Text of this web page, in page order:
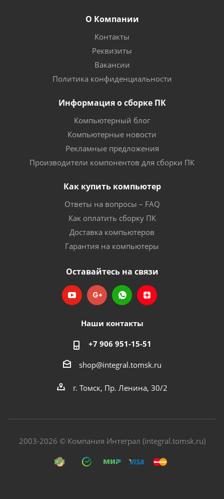
О Компании
Контакты
Реквизиты
Вакансии
Политика конфиденциальности
Информация о сборке ПК
Компьютерный блог
Компьютерные новости
Рекламные предложения
Производители компонентов для сборки ПК
Как купить компьютер
Ответы на вопросы – FAQ
Как оплатить сборку ПК
Доставка компьютеров
Гарантия на компьютеры
Оставайтесь на связи
Наши контакты
+7 906 951-15-51
shop@integral.tomsk.ru
г. Томск, Пр. Ленина, 30/2
2003-2026 © Компания Интеграл (integral.tomsk.ru)